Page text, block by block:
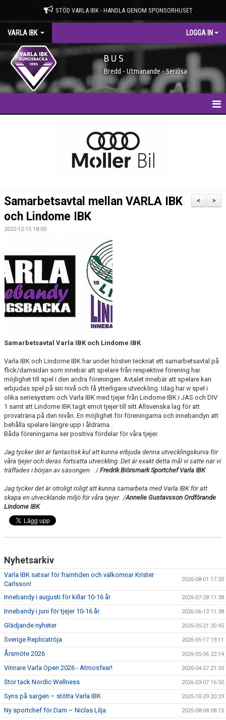
STÖD VARLA IBK - HANDLA GENOM SPONSORHUSET
VARLA IBK LOGGA IN
B U S
Bredd - Utmanande - Seriösa
SPONSORER
KALENDER
VÅRA LAG
KONTAKT
DOKUMENT
>
<
Samarbetsavtal mellan VARLA IBK
och Lindome IBK
2022-12-15 18:00
Samarbetsavtal Varla IBK och Lindome IBK
Varla IBK och Lindome IBK har under hösten tecknat ett samarbetsavtal på
flick/damsidan som innebär att spelare från respektive förening har
möjlighet till spel i den andra föreningen. Avtalet innebär att spelare kan
erbjudas spel på sin nivå och få ytterligare utveckling. Idag har vi spel i
olika seriesystem och Varla IBK med tjejer från Lindome IBK i JAS och DIV
1 samt att Lindome IBK tagit emot tjejer till sitt Allsvenska lag för att
provaträna på den nivån. En möjlighet för föreningarna och innebandyn att
behålla spelare längre upp i åldrarna.
Båda föreningarna ser positiva fördelar för våra tjejer.
Jag tycker det är fantastisk kul att kunna erbjuda denna utvecklingskurva för
våra tjejer och deras fortsatta utveckling. Det är exakt detta mål vi satte när vi
träffades i början av säsongen. /Fredrik Biörsmark Sportchef Varla IBK
Jag tycker det är otroligt roligt att kunna samarbeta med Varla IBK för att
skapa en utvecklande miljö för våra tjejer. /Annelie Gustavsson Ordförande
Lindome IBK
Nyhetsarkiv
Varla IBK satsar för framtiden och välkomnar Krister
Carlsson!
2026-08-01 17:20
Innebandy i augusti för killar 10-16 år 2026-07-28 11:38
Innebandy i juni för tjejer 10-16 år 2026-06-13 11:38
Glädjande nyheter 2026-05-21 20:45
Sverige Replicatröja 2026-05-17 19:11
Årsmöte 2026 2026-05-06 22:14
Vinnare Varla Open 2026 - Atmosfear! 2026-04-27 21:50
Stor tack Nordic Wellness 2026-03-07 16:50
Syns på sargen – stötta Varla IBK 2025-10-29 20:29
Ny sportchef för Dam – Niclas Lilja 2025-08-08 08:15